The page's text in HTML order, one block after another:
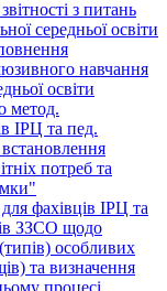
з питань
середньої освіти
навчання
освіти
метод.
ІРЦ та пед.
потреб та
фахівців ІРЦ та
ЗЗСО щодо
особливих
та визначення
процесі